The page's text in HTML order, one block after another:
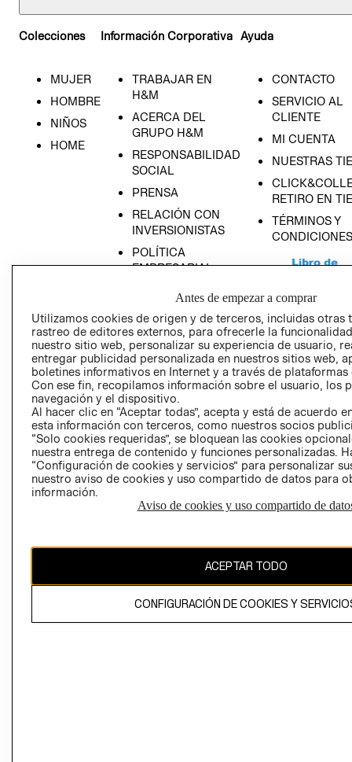
Colecciones
MUJER
HOMBRE
NIÑOS
HOME
Información Corporativa
TRABAJAR EN
H&M
ACERCA DEL
GRUPO H&M
RESPONSABILIDAD
SOCIAL
PRENSA
RELACIÓN CON
INVERSIONISTAS
POLÍTICA
EMPRESARIAL
Ayuda
CONTACTO
SERVICIO AL
CLIENTE
MI CUENTA
NUESTRAS
RETIRO EN
TÉRMINOS Y
CONDICIONES
AVISO DE
PRIVACIDAD
GIFT CARD
El contenido de esta página web está protegido por copyright y es
propiedad de H&M Hennes & Mauritz AB
Antes de empezar a comprar
Utilizamos cookies de origen y de terceros, incluidas otras
rastreo de editores externos, para ofrecerle la
nuestro sitio web, personalizar su experiencia de usuario,
entregar publicidad personalizada en nuestros sitios web,
boletines informativos en Internet y a través de plataformas
Con ese fin, recopilamos información sobre el usuario, los
navegación y el dispositivo.
Al hacer clic en “Aceptar todas”, acepta y está de acuerdo
esta información con terceros, como nuestros socios
“Solo cookies requeridas”, se bloquean las cookies
nuestra entrega de contenido y funciones personalizadas.
“Configuración de cookies y servicios” para personalizar
nuestro aviso de cookies y uso compartido de datos para
información.
Aviso de cookies y uso compartido de
ACEPTAR TODO
CONFIGURACIÓN DE COOKIES Y